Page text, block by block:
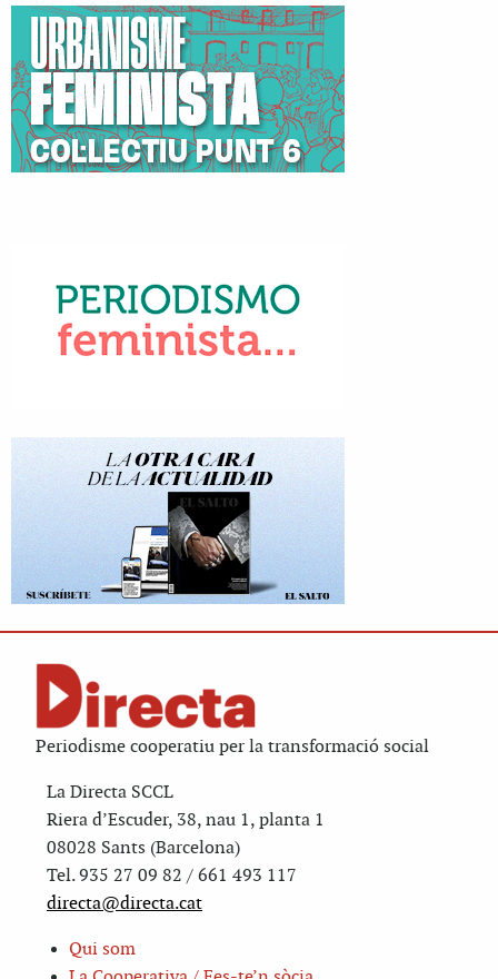
Periodisme cooperatiu per la transformació social
La Directa SCCL
Riera d’Escuder, 38, nau 1, planta 1
08028 Sants (Barcelona)
Tel. 935 27 09 82 / 661 493 117
directa@directa.cat
Qui som